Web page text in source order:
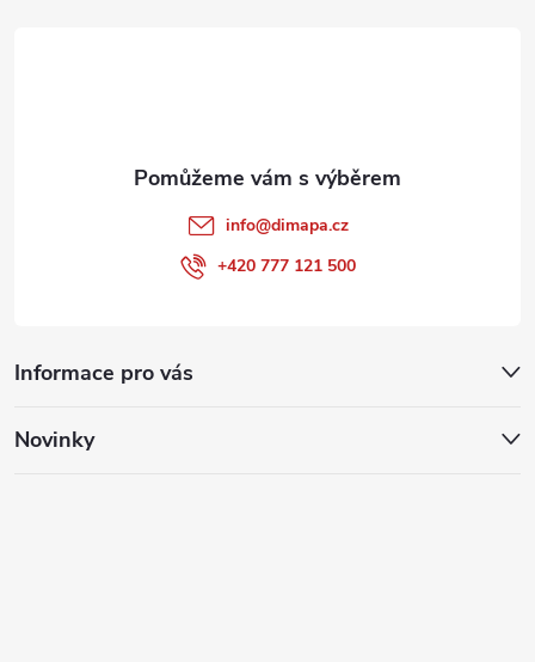
Informace pro vás
Novinky
info@dimapa.cz
+420 777 121 500